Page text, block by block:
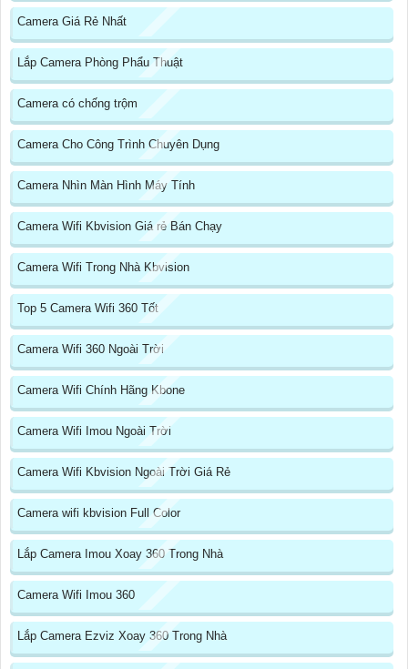
Camera Giá Rẻ Nhất
Lắp Camera Phòng Phẩu Thuật
Camera có chống trộm
Camera Cho Công Trình Chuyên Dụng
Camera Nhìn Màn Hình Máy Tính
Camera Wifi Kbvision Giá rẻ Bán Chạy
Camera Wifi Trong Nhà Kbvision
Top 5 Camera Wifi 360 Tốt
Camera Wifi 360 Ngoài Trời
Camera Wifi Chính Hãng Kbone
Camera Wifi Imou Ngoài Trời
Camera Wifi Kbvision Ngoài Trời Giá Rẻ
Camera wifi kbvision Full Color
Lắp Camera Imou Xoay 360 Trong Nhà
Camera Wifi Imou 360
Lắp Camera Ezviz Xoay 360 Trong Nhà